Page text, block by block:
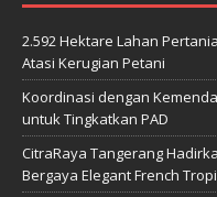
2.592 Hektare Lahan
Atasi Kerugian Petani
Koordinasi dengan
untuk Tingkatkan PAD
CitraRaya Tangerang
Bergaya Elegant French